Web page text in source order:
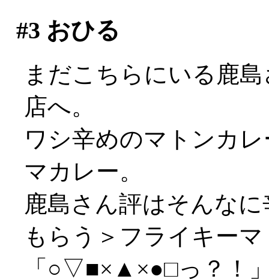
#3 おひる
まだこちらにいる鹿
店へ。
ワシ辛めのマトンカ
マカレー。
鹿島さん評はそんな
もらう＞フライキーマ
「○▽■×▲×●□っ？！